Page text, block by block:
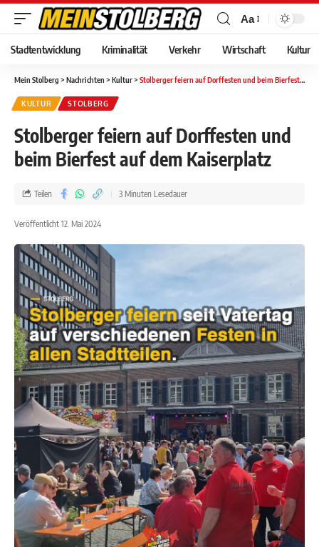
Aa
Stadtentwicklung Kriminalität Verkehr Wirtschaft Kultur
Mein Stolberg > Nachrichten > Kultur> Stolberger feiern auf Dorffesten und beim Bierfest auf dem Kaiserplatz
KULTUR STOLBERG
Stolberger feiern auf Dorffesten und
beim Bierfest auf dem Kaiserplatz
Veröffentlicht 12. Mai 2024
Teilen 3 Minuten Lesedauer